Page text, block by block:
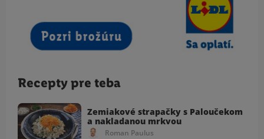
Recepty pre teba
Zemiakové strapačky s Paloučekom
a nakladanou mrkvou
Roman Paulus